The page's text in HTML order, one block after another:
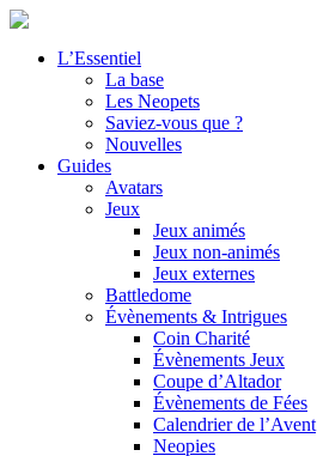
L’Essentiel
La base
Les Neopets
Saviez-vous que ?
Nouvelles
Guides
Avatars
Jeux
Jeux animés
Jeux non-animés
Jeux externes
Battledome
Évènements & Intrigues
Coin Charité
Évènements Jeux
Coupe d’Altador
Évènements de Fées
Calendrier de l’Avent
Neopies